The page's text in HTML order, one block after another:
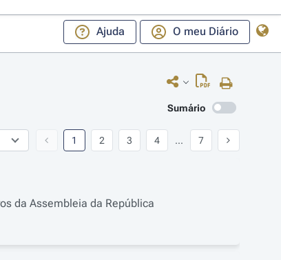
Ajuda O meu Diário
Sumário
1 2 3 4 ... 7
da Assembleia da República